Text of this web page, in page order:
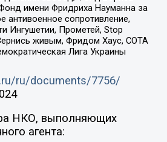
имени Фридриха Науманна за
антивоенное сопротивление,
Ингушетии, Прометей, Stop
живым, Фридом Хаус, СОТА
Лига Украины
ru/documents/7756/
НКО, выполняющих
агента: